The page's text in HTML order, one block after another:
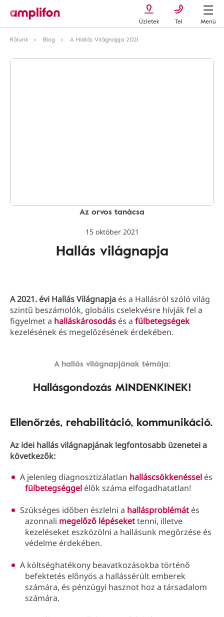
Üzletek Tel
Menü
Rólunk
Blog A Hallás Világnapja 2021
Az orvos tanácsa
15 október 2021
Hallás világnapja
A 2021. évi Hallás Világnapja és a Hallásról szóló világ
szintű beszámolók, globális cselekvésre hívják fel a
figyelmet a halláskárosodás és a fülbetegségek
kezelésének és megelőzésének érdekében.
A hallás világnapjának témája:
Hallásgondozás MINDENKINEK!
Ellenőrzés, rehabilitáció, kommunikáció.
Az idei hallás világnapjának legfontosabb üzenetei a
következők:
A jelenleg diagnosztizálatlan halláscsökkenéssel és
fülbetegséggel élők száma elfogadhatatlan!
Szükséges időben észlelni a hallásproblémát és
azonnali megelőző lépésekettenni, illetve
kezeléseket eszközölni a hallásunk megőrzése és
védelme érdekében.
A költséghatékony beavatkozásokba történő
befektetés előnyös a hallássérült emberek
számára, és pénzügyi hasznot hoz a társadalom
számára.